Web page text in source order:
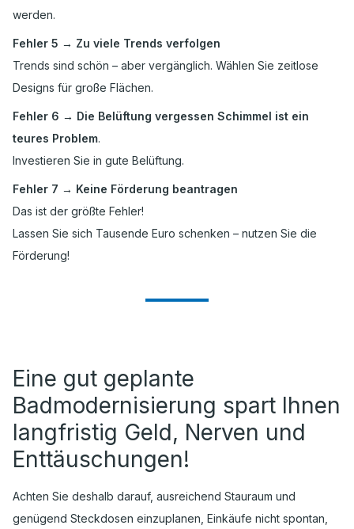
werden.
Fehler 5 → Zu viele Trends verfolgen
Trends sind schön – aber vergänglich. Wählen Sie zeitlose
Designs für große Flächen.
Fehler 6 → Die Belüftung vergessen Schimmel ist ein
teures Problem.
Investieren Sie in gute Belüftung.
Fehler 7 → Keine Förderung beantragen
Das ist der größte Fehler!
Lassen Sie sich Tausende Euro schenken – nutzen Sie die
Förderung!
Eine gut geplante
Badmodernisierung spart Ihnen
langfristig Geld, Nerven und
Enttäuschungen!
Achten Sie deshalb darauf, ausreichend Stauraum und
genügend Steckdosen einzuplanen, Einkäufe nicht spontan,